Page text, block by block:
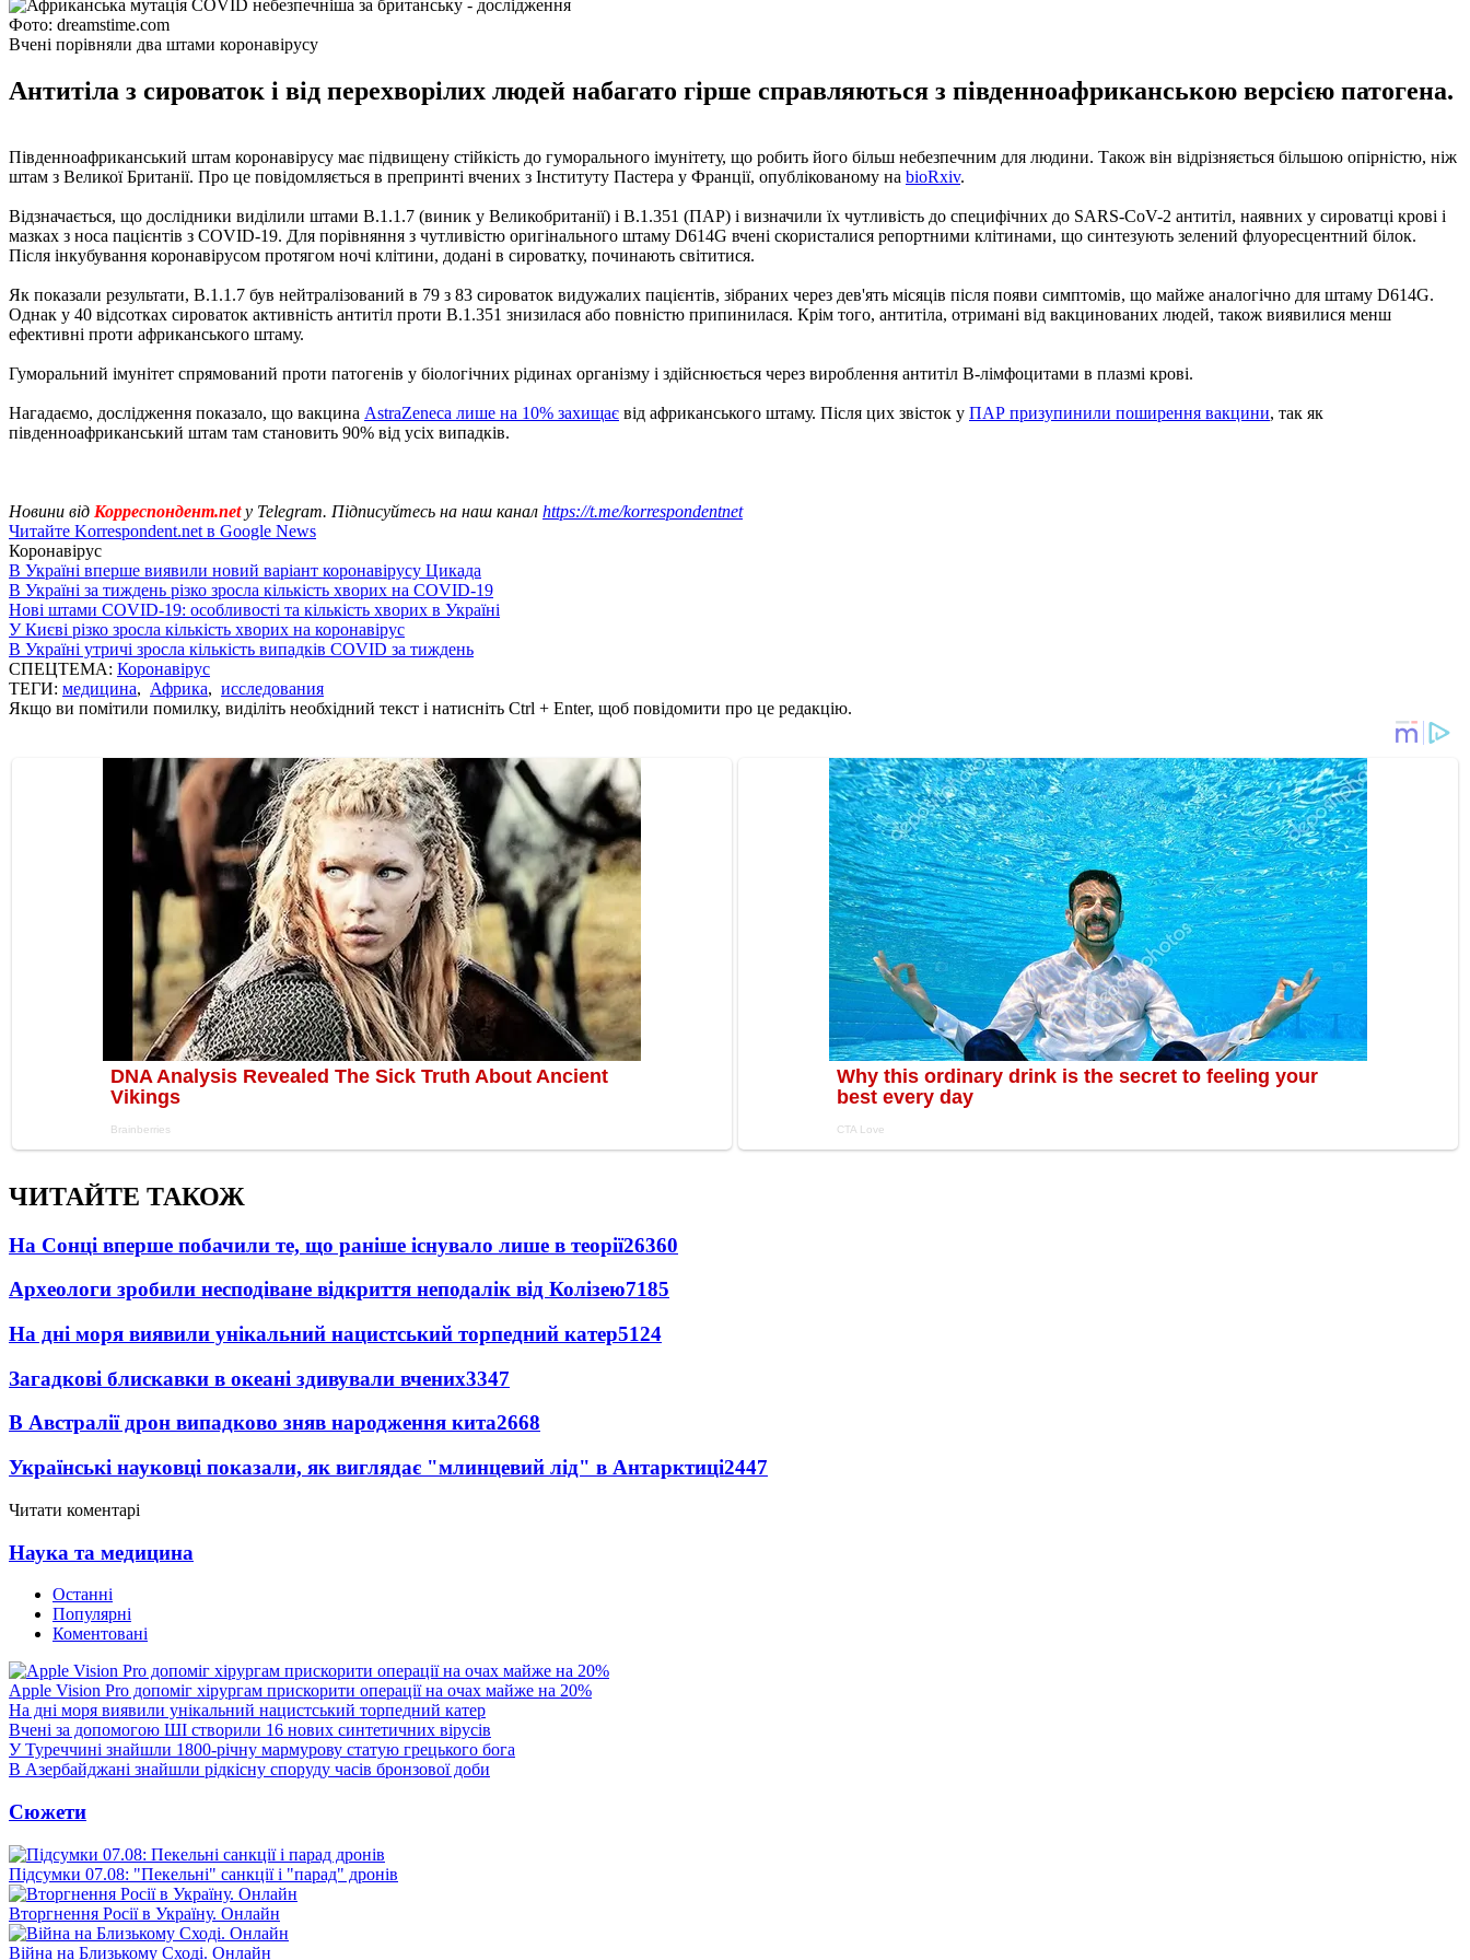
Фото: dreamstime.com
Вчені порівняли два штами коронавірусу
Антитіла з сироваток і від перехворілих людей набагато гірше справляються з південноафриканською версією патогена.
Південноафриканський штам коронавірусу має підвищену стійкість до гуморального імунітету, що робить його більш небезпечним для людини. Також він відрізняється більшою опірністю, ніж
штам з Великої Британії. Про це повідомляється в препринті вчених з Інституту Пастера у Франції, опублікованому на bioRxiv.
Відзначається, що дослідники виділили штами B.1.1.7 (виник у Великобританії) і B.1.351 (ПАР) і визначили їх чутливість до специфічних до SARS-CoV-2 антитіл, наявних у сироватці крові і
мазках з носа пацієнтів з COVID-19. Для порівняння з чутливістю оригінального штаму D614G вчені скористалися репортними клітинами, що синтезують зелений флуоресцентний білок.
Після інкубування коронавірусом протягом ночі клітини, додані в сироватку, починають світитися.
Як показали результати, B.1.1.7 був нейтралізований в 79 з 83 сироваток видужалих пацієнтів, зібраних через дев'ять місяців після появи симптомів, що майже аналогічно для штаму D614G.
Однак у 40 відсотках сироваток активність антитіл проти B.1.351 знизилася або повністю припинилася. Крім того, антитіла, отримані від вакцинованих людей, також виявилися менш
ефективні проти африканського штаму.
Гуморальний імунітет спрямований проти патогенів у біологічних рідинах організму і здійснюється через вироблення антитіл B-лімфоцитами в плазмі крові.
Нагадаємо, дослідження показало, що вакцина AstraZeneca лише на 10% захищає від африканського штаму. Після цих звісток у ПАР призупинили поширення вакцини, так як
південноафриканський штам там становить 90% від усіх випадків.
Новини від Корреспондент.netу Telegram. Підписуйтесь на наш канал https://t.me/korrespondentnet
Читайте Korrespondent.net в Google News
Коронавірус
В Україні вперше виявили новий варіант коронавірусу Цикада
В Україні за тиждень різко зросла кількість хворих на COVID-19
Нові штами COVID-19: особливості та кількість хворих в Україні
У Києві різко зросла кількість хворих на коронавірус
В Україні утричі зросла кількість випадків COVID за тиждень
СПЕЦТЕМА: Коронавірус
ТЕГИ: медицина, Африка, исследования
Якщо ви помітили помилку, виділіть необхідний текст і натисніть Ctrl + Enter, щоб повідомити про це редакцію.
ЧИТАЙТЕ ТАКОЖ
На Сонці вперше побачили те, що раніше існувало лише в теорії26360
Археологи зробили несподіване відкриття неподалік від Колізею7185
На дні моря виявили унікальний нацистський торпедний катер5124
Загадкові блискавки в океані здивували вчених3347
В Австралії дрон випадково зняв народження кита2668
Українські науковці показали, як виглядає "млинцевий лід" в Антарктиці2447
Читати коментарі
Наука та медицина
Останні
Популярні
Коментовані
Apple Vision Pro допоміг хірургам прискорити операції на очах майже на 20%
На дні моря виявили унікальний нацистський торпедний катер
Вчені за допомогою ШІ створили 16 нових синтетичних вірусів
У Туреччині знайшли 1800-річну мармурову статую грецького бога
В Азербайджані знайшли рідкісну споруду часів бронзової доби
Сюжети
Підсумки 07.08: "Пекельні" санкції і "парад" дронів
Вторгнення Росії в Україну. Онлайн
Війна на Близькому Сході. Онлайн